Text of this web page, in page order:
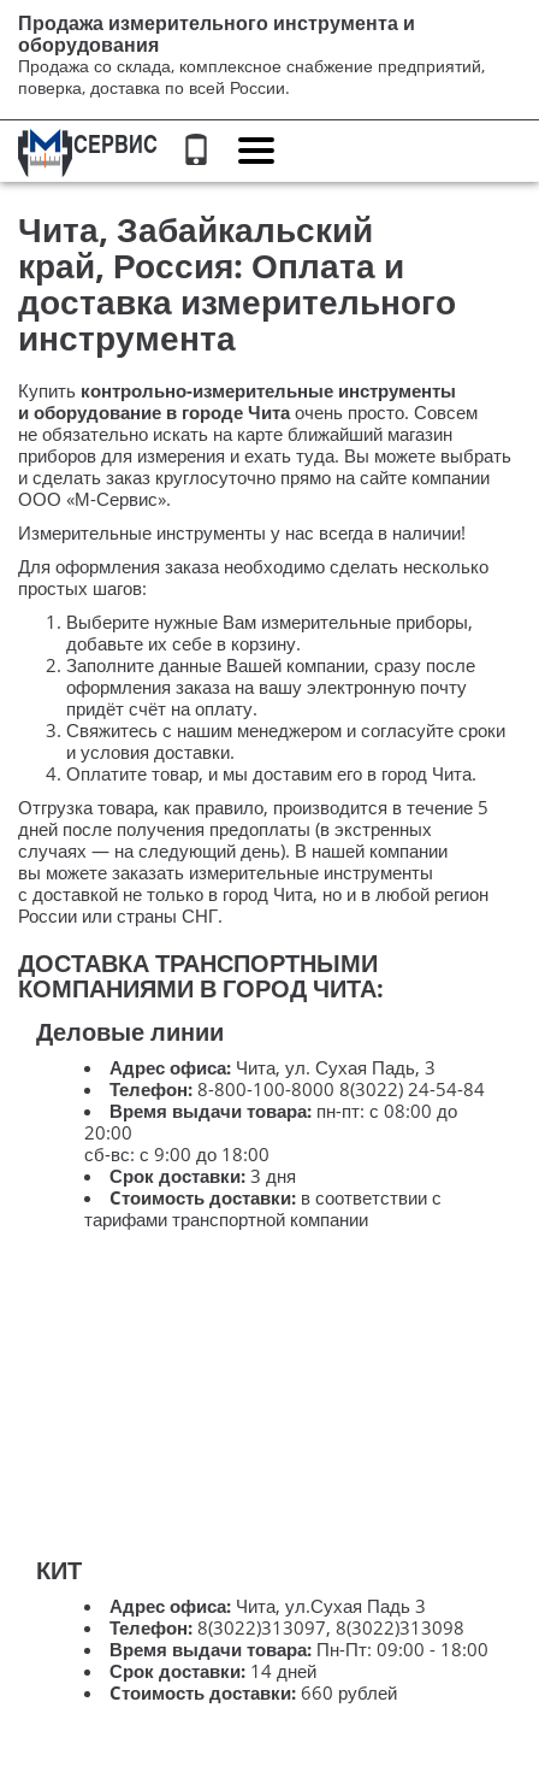
Продажа измерительного инструмента и
оборудования
Продажа со склада, комплексное снабжение предприятий,
поверка, доставка по всей России.
Переключение
навигации
Чита, Забайкальский
край, Россия: Оплата и
доставка измерительного
инструмента
Купить контрольно-измерительные инструменты
и оборудование в городе Читаочень просто. Совсем
не обязательно искать на карте ближайший магазин
приборов для измерения и ехать туда. Вы можете выбрать
и сделать заказ круглосуточно прямо на сайте компании
ООО «М-Сервис».
Измерительные инструменты у нас всегда в наличии!
Для оформления заказа необходимо сделать несколько
простых шагов:
Выберите нужные Вам измерительные приборы,
добавьте их себе в корзину.
Заполните данные Вашей компании, сразу после
оформления заказа на вашу электронную почту
придёт счёт на оплату.
Свяжитесь с нашим менеджером и согласуйте сроки
и условия доставки.
Оплатите товар, и мы доставим его в город Чита.
Отгрузка товара, как правило, производится в течение 5
дней после получения предоплаты (в экстренных
случаях — на следующий день). В нашей компании
вы можете заказать измерительные инструменты
с доставкой не только в город Чита, но и в любой регион
России или страны СНГ.
ДОСТАВКА ТРАНСПОРТНЫМИ
КОМПАНИЯМИ В ГОРОД ЧИТА:
Деловые линии
Адрес офиса: Чита, ул. Сухая Падь, 3
Телефон: 8-800-100-8000 8(3022) 24-54-84
Время выдачи товара: пн-пт: с 08:00 до
20:00
сб-вс: с 9:00 до 18:00
Срок доставки: 3 дня
Cтоимость доставки: в соответствии с
тарифами транспортной компании
КИТ
Адрес офиса: Чита, ул.Сухая Падь 3
Телефон: 8(3022)313097, 8(3022)313098
Время выдачи товара: Пн-Пт: 09:00 - 18:00
Срок доставки: 14 дней
Cтоимость доставки: 660 рублей